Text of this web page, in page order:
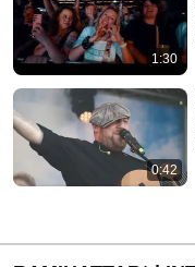
1:30
0:42